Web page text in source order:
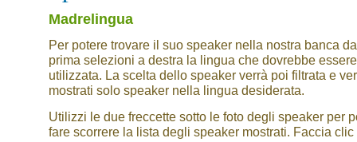
Madrelingua
Per potere trovare il suo speaker nella nostra banca
prima selezioni a destra la lingua che dovrebbe essere
utilizzata. La scelta dello speaker verrà poi filtrata e
mostrati solo speaker nella lingua desiderata.
Utilizzi le due freccette sotto le foto degli speaker per
fare scorrere la lista degli speaker mostrati. Faccia clic